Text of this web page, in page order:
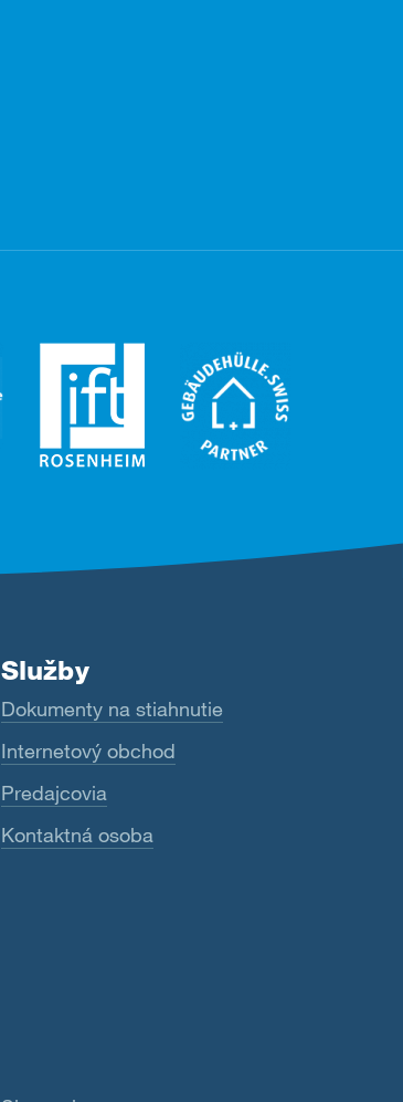
Služby
Dokumenty na stiahnutie
Internetový obchod
Predajcovia
Kontaktná osoba